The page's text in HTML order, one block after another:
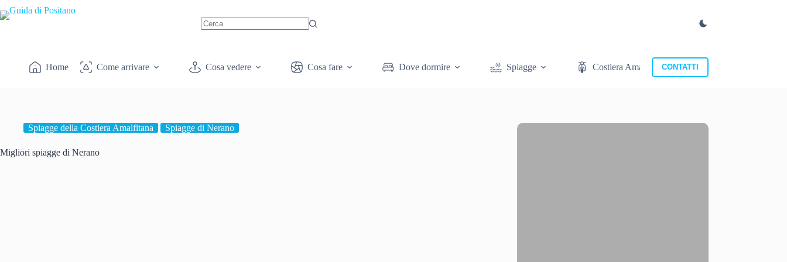
al
Home Come arrivare Cosa vedere Cosa fare Dove dormire Spiagge Costiera AmalfitanaCONTATTI
Spiagge della Costiera Amalfitana Spiagge di Nerano
Migliori spiagge di Nerano